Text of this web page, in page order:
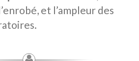
et l’ampleur des